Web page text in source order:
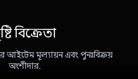
বিক্রেতা
আইটেম মূল্যায়ন এবং পুনঃবিক্রয়
অংশীদার.